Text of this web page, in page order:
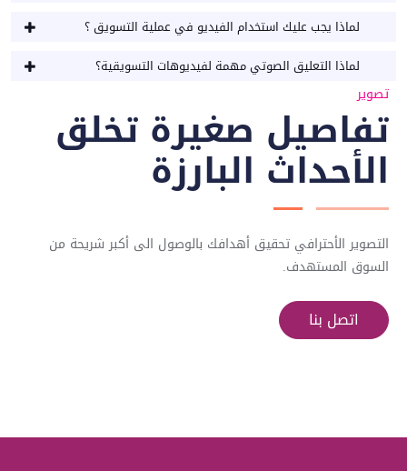
لماذا يجب عليك استخدام الفيديو في عملية التسويق ؟
لماذا التعليق الصوتي مهمة لفيديوهات التسويقية؟
تصوير
تفاصيل صغيرة تخلق
الأحداث البارزة
التصوير الأحترافي تحقيق أهدافك بالوصول الى أكبر شريحة من
السوق المستهدف.
اتصل بنا